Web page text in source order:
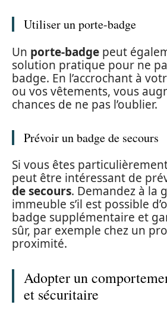
Utiliser un porte-badge
Un porte-badge peut
solution pratique pour ne
badge. En l’accrochant à
ou vos vêtements, vous
chances de ne pas l’oublier.
Prévoir un badge de secours
Si vous êtes
peut être intéressant de
de secours. Demandez à la
immeuble s’il est possible
badge supplémentaire et
sûr, par exemple chez un
proximité.
Adopter un
et sécuritaire